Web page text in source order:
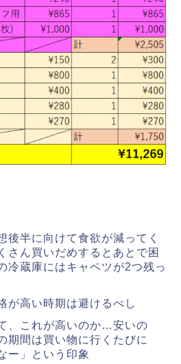
後半に向けて食欲が減ってく
さん買いだめするとあとで困
冷蔵庫にはキャベツが2つ残っ
が高い時期は避けるべし
、これが高いのか…安いの
期間は買い物に行くたびに
ー」という印象